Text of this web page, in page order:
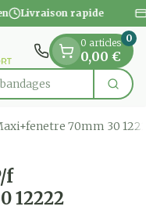
Livraison rapide
0 articles
0,00 €
0
70mm 30
f
12222